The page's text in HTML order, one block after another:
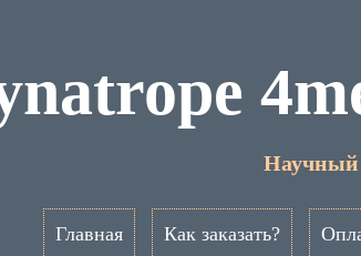
Научный
Главная Как заказать?